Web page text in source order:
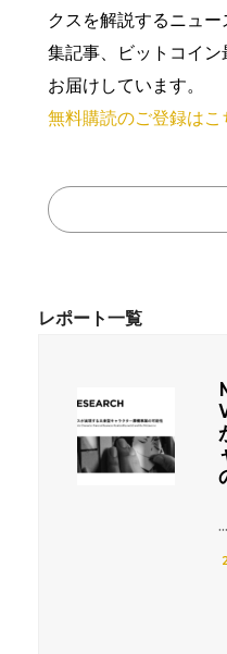
クスを解説するニュ
集記事、ビットコイ
お届けしています。
無料購読のご登録はこ
...